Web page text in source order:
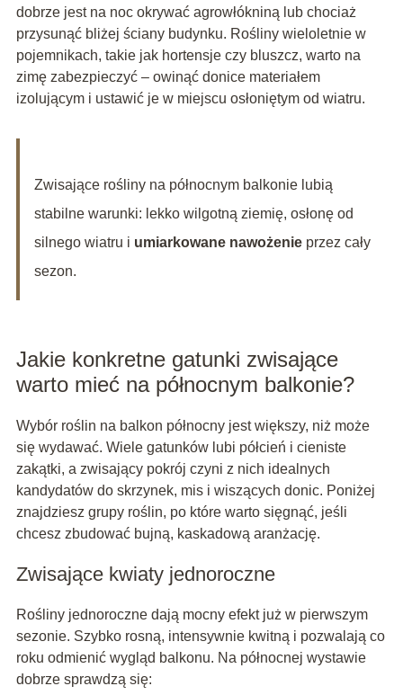
dobrze jest na noc okrywać agrowłókniną lub chociaż
przysunąć bliżej ściany budynku. Rośliny wieloletnie w
pojemnikach, takie jak hortensje czy bluszcz, warto na
zimę zabezpieczyć – owinąć donice materiałem
izolującym i ustawić je w miejscu osłoniętym od wiatru.
Zwisające rośliny na północnym balkonie lubią
stabilne warunki: lekko wilgotną ziemię, osłonę od
silnego wiatru i umiarkowane nawożenieprzez cały
sezon.
Jakie konkretne gatunki zwisające
warto mieć na północnym balkonie?
Wybór roślin na balkon północny jest większy, niż może
się wydawać. Wiele gatunków lubi półcień i cieniste
zakątki, a zwisający pokrój czyni z nich idealnych
kandydatów do skrzynek, mis i wiszących donic. Poniżej
znajdziesz grupy roślin, po które warto sięgnąć, jeśli
chcesz zbudować bujną, kaskadową aranżację.
Zwisające kwiaty jednoroczne
Rośliny jednoroczne dają mocny efekt już w pierwszym
sezonie. Szybko rosną, intensywnie kwitną i pozwalają co
roku odmienić wygląd balkonu. Na północnej wystawie
dobrze sprawdzą się: